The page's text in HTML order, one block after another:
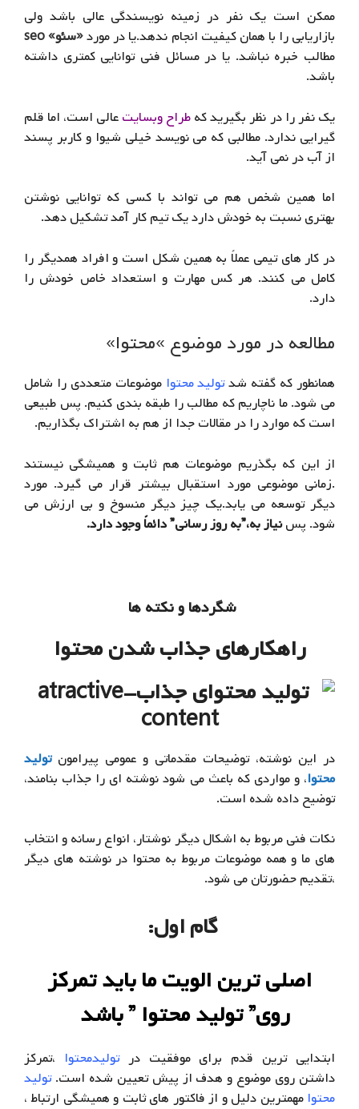
ممکن است یک نفر در زمینه نویسندگی عالی باشد ولی
بازاریابی را با همان کیفیت انجام ندهد.یا در مورد«سئو» seo
مطالب خبره نباشد. یا در مسائل فنی توانایی کمتری داشته
باشد.
یک نفر را در نظر بگیرید کهطراح وبسایتعالی است، اما قلم
گیرایی ندارد. مطالبی که می نویسد خیلی شیوا و کاربر پسند
از آب در نمی آید.
اما همین شخص هم می تواند با کسی که توانایی نوشتن
بهتری نسبت به خودش دارد یک تیم کار آمد تشکیل دهد.
در کار های تیمی عملاً به همین شکل است و افراد همدیگر را
کامل می کنند. هر کس مهارت و استعداد خاص خودش را
دارد.
مطالعه در مورد موضوع »محتوا»
همانطور که گفته شدتولید محتوا موضوعات متعددی را شامل
می شود. ما ناچاریم که مطالب را طبقه بندی کنیم. پس طبیعی
است که موارد را در مقالات جدا از هم به اشتراک بگذاریم.
از این که بگذریم موضوعات هم ثابت و همیشگی نیستند
.زمانی موضوعی مورد استقبال بیشتر قرار می گیرد. مورد
دیگر توسعه می یابد.یک چیز دیگر منسوخ و بی ارزش می
شود. پسنیاز به،”به روز رسانی” دائماً وجود دارد.
شگردها و نکته ها
راهکارهای جذاب شدن محتوا
در این نوشته، توضیحات مقدماتی و عمومی پیرامون تولید
محتوا، و مواردی که باعث می شود نوشته ای را جذاب بنامند،
توضیح داده شده است.
نکات فنی مربوط به اشکال دیگر نوشتار، انواع رسانه و انتخاب
های ما و همه موضوعات مربوط به محتوا در نوشته های دیگر
،تقدیم حضورتان می شود.
گام اول:
اصلی ترین الویت ما باید تمرکز
روی” تولید محتوا ” باشد
ابتدایی ترین قدم برای موفقیت درتولیدمحتوا ،تمرکز
داشتن روی موضوع و هدف از پیش تعیین شده است.تولید
محتوا مهمترین دلیل و از فاکتور های ثابت و همیشگی ارتباط ،